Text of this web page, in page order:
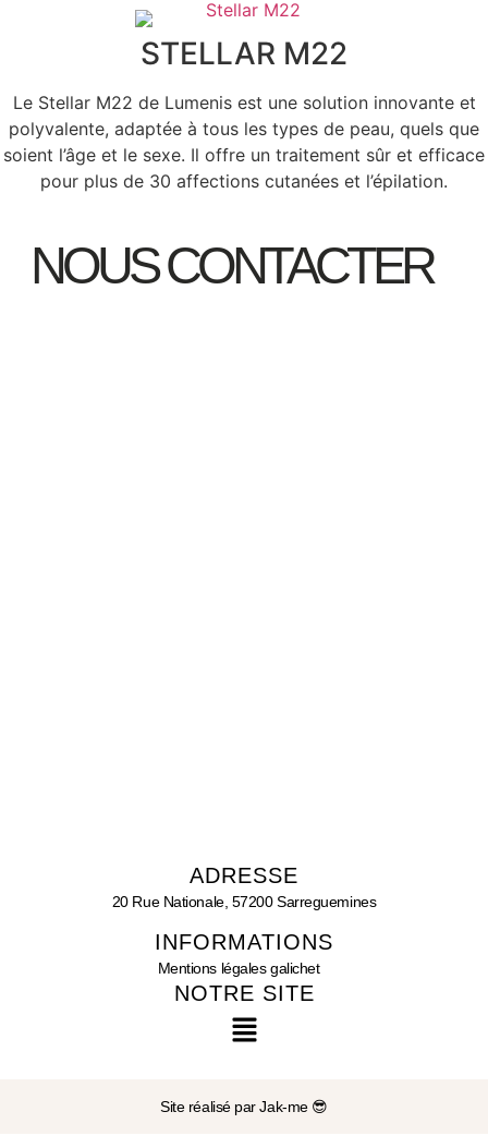
STELLAR M22
Le Stellar M22 de Lumenis est une solution innovante et
polyvalente, adaptée à tous les types de peau, quels que
soient l’âge et le sexe. Il offre un traitement sûr et efficace
pour plus de 30 affections cutanées et l’épilation.
NOUS CONTACTER
ADRESSE
20 Rue Nationale, 57200 Sarreguemines
INFORMATIONS
Mentions légales galichet
NOTRE SITE
Site réalisé par Jak-me 😎